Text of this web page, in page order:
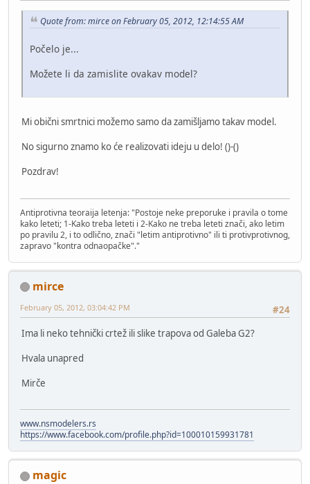
Quote from: mirce on February 05, 2012, 12:14:55 AM
Počelo je...
Možete li da zamislite ovakav model?
Mi obični smrtnici možemo samo da zamišljamo takav model.
No sigurno znamo ko će realizovati ideju u delo! ()-()
Pozdrav!
Antiprotivna teoraija letenja: "Postoje neke preporuke i pravila o tome
kako leteti; 1-Kako treba leteti i 2-Kako ne treba leteti znači, ako letim
po pravilu 2, i to odlično, znači "letim antiprotivno" ili ti protivprotivnog,
zapravo "kontra odnaopačke"."
mirce
#24
February 05, 2012, 03:04:42 PM
Ima li neko tehnički crtež ili slike trapova od Galeba G2?
Hvala unapred
Mirče
www.nsmodelers.rs
https://www.facebook.com/profile.php?id=100010159931781
magic